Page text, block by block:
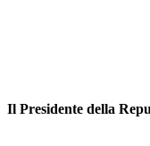
Il Presidente della